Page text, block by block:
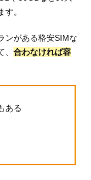
。
ンがある格安SIMな
、合わなければ容
ある